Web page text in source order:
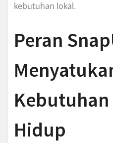
kebutuhan lokal.
Peran
Kebutuhan
Hidup